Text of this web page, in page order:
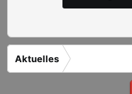
Aktuelles